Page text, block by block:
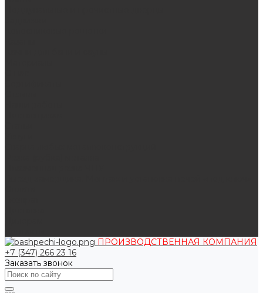
ПРОИЗВОДСТВЕННАЯ КОМПАНИЯ
+7 (347) 266 23 16
Заказать звонок